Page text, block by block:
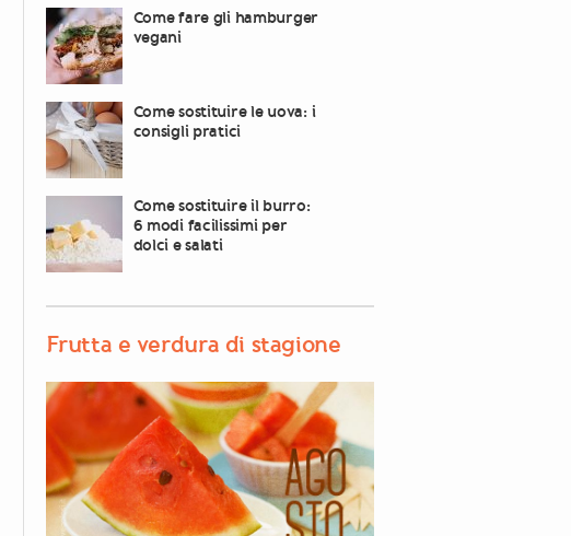
Come fare gli hamburger
vegani
Come sostituire le uova: i
consigli pratici
Come sostituire il burro:
6 modi facilissimi per
dolci e salati
Frutta e verdura di stagione